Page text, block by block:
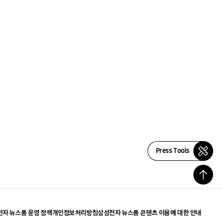
Press Tools
자 뉴스룸 운영 정책개인정보처리방침삼성전자 뉴스룸 콘텐츠 이용에 대한 안내